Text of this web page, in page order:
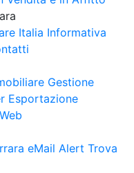
Italia Informativa
Gestione
Esportazione
eMail Alert Trova